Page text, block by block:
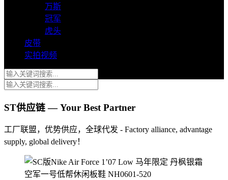
万斯
冠军
虎头
皮带
实拍视频
ST供应链 — Your Best Partner
工厂联盟，优势供应，全球代发 - Factory alliance, advantage
supply, global delivery！